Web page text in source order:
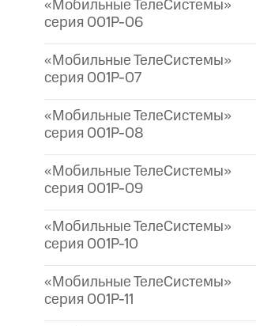
«Мобильные ТелеСистемы»
серия 001P-06
«Мобильные ТелеСистемы»
серия 001P-07
«Мобильные ТелеСистемы»
серия 001P-08
«Мобильные ТелеСистемы»
серия 001P-09
«Мобильные ТелеСистемы»
серия 001P-10
«Мобильные ТелеСистемы»
серия 001P-11